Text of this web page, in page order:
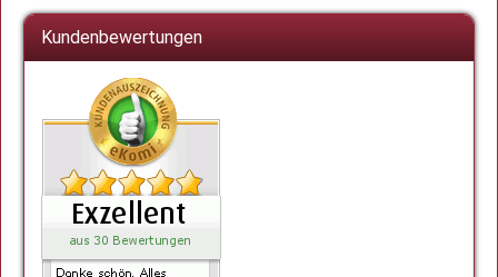
Kundenbewertungen